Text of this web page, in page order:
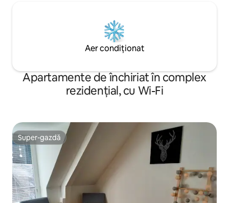
Aer condiționat
Apartamente de închiriat în complex
rezidențial, cu Wi-Fi
Super-gazdă
Super-gazdă